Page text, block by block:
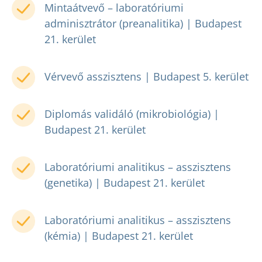
Mintaátvevő – laboratóriumi
adminisztrátor (preanalitika) | Budapest
21. kerület
Vérvevő asszisztens | Budapest 5. kerület
Diplomás validáló (mikrobiológia) |
Budapest 21. kerület
Laboratóriumi analitikus – asszisztens
(genetika) | Budapest 21. kerület
Laboratóriumi analitikus – asszisztens
(kémia) | Budapest 21. kerület